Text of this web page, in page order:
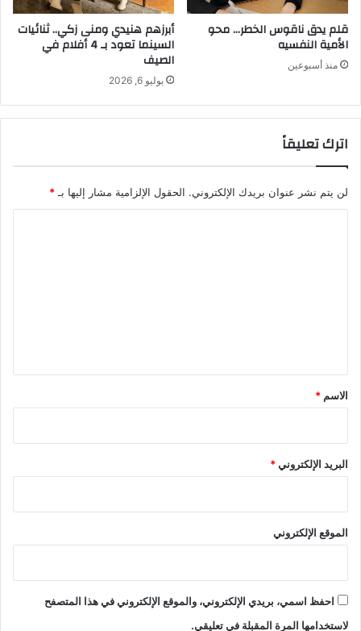
قلم يدق ناقوس الخطر… محو
الأمية النفسيه
منذ أسبوعين
أبرزهم هنيدي ومنى زكي.. ثنائيات
السينما تعود بـ 4 أفلام في
الصيف
يوليو 6, 2026
اترك تعليقاً
لن يتم نشر عنوان بريدك الإلكتروني. الحقول الإلزامية مشار إليها بـ *
*
الاسم *
البريد الإلكتروني*
الموقع الإلكتروني
احفظ اسمي، بريدي الإلكتروني، والموقع الإلكتروني في هذا المتصفح
لاستخدامها المرة المقبلة في تعليقي.